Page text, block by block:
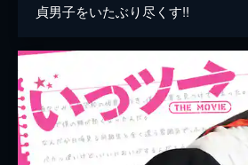
貞男子をいたぶり尽くす!!